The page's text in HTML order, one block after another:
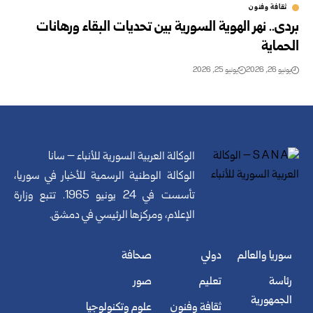
ثقافة وفنون
بردى.. نهر الهوية السورية بين تحديات البقاء ورهانات
الحماية
يونيو 26, 2026 يونيو 25, 2026
الوكالة العربية السورية للأنباء – سانا
الوكالة الوطنية الرسمية للأخبار في سوريا،
تأسست في 24 يونيو 1965. تتبع وزارة
الإعلام، ومركزها الرئيسي في دمشق.
سوريا والعالم
رئاسة
الجمهورية
دولي
تعليم
ثقافة وفنون
صحافة
صور
علوم وتكنولوجيا